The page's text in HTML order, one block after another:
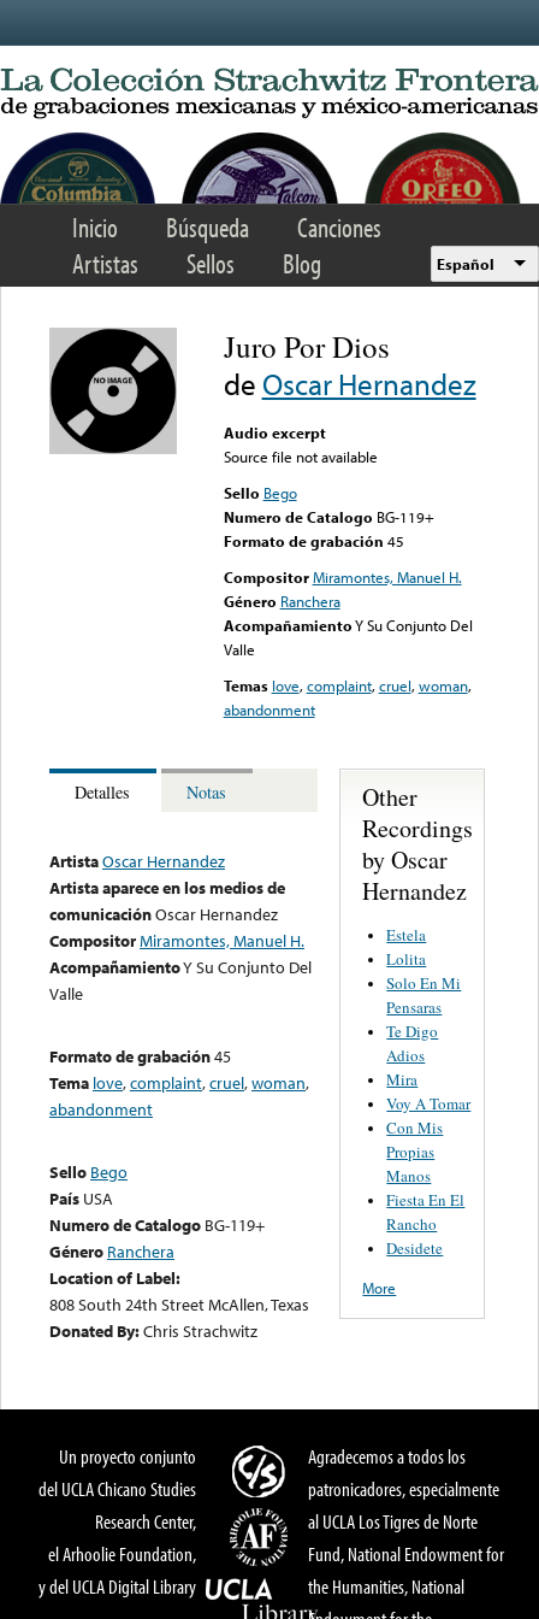
Inicio Búsqueda
Canciones
Artistas
Sellos Blog Español
Juro Por Dios
de Oscar Hernandez
Audio excerpt
Source file not available
Sello Bego
Numero de Catalogo BG-119+
Formato de grabación 45
Compositor Miramontes, Manuel H.
Género Ranchera
AcompañamientoY Su Conjunto Del
Valle
Temas love,complaint,cruel,woman,
abandonment
Detalles Notas
ArtistaOscar Hernandez
Artista aparece en los medios de
comunicaciónOscar Hernandez
CompositorMiramontes, Manuel H.
AcompañamientoY Su Conjunto Del
Valle
Formato de grabación45
Tema love,complaint,cruel,woman,
abandonment
Sello Bego
País USA
Numero de Catalogo BG-119+
Género Ranchera
Location of Label:
808 South 24th Street McAllen, Texas
Donated By:Chris Strachwitz
Other
Recordings
by Oscar
Hernandez
Estela
Lolita
Solo En Mi
Pensaras
Te Digo
Adios
Mira
Voy A Tomar
Con Mis
Propias
Manos
Fiesta En El
Rancho
Desidete
More
Un proyecto conjunto
del UCLA Chicano Studies
Research Center,
el Arhoolie Foundation,
y del UCLA Digital Library
Agradecemos a todos los
patronicadores, especialmente
al UCLA Los Tigres de Norte
Fund, National Endowment for
the Humanities, National